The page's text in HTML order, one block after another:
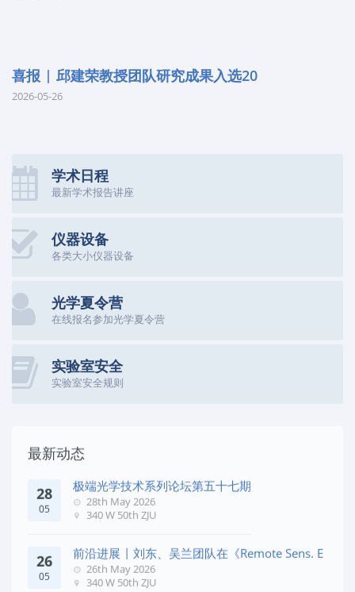
喜报 | 邱建荣教授团队研究成果入选20
2026-05-26
学术日程
最新学术报告讲座
仪器设备
各类大小仪器设备
光学夏令营
在线报名参加光学夏令营
实验室安全
实验室安全规则
最新动态
28
05
极端光学技术系列论坛第五十七期
28th May 2026
340 W 50th ZJU
26
05
前沿进展 | 刘东、吴兰团队在《Remote Sens. E
26th May 2026
340 W 50th ZJU